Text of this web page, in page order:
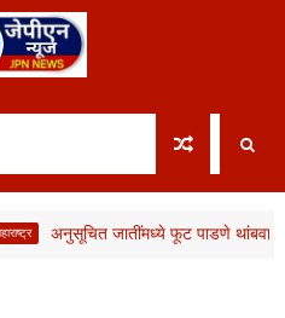
अनुसूचित जातींमध्ये फूट पाडणे थांबवा;